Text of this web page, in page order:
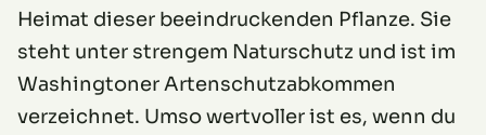
Heimat dieser beeindruckenden Pflanze. Sie
steht unter strengem Naturschutz und ist im
Washingtoner Artenschutzabkommen
verzeichnet. Umso wertvoller ist es, wenn du